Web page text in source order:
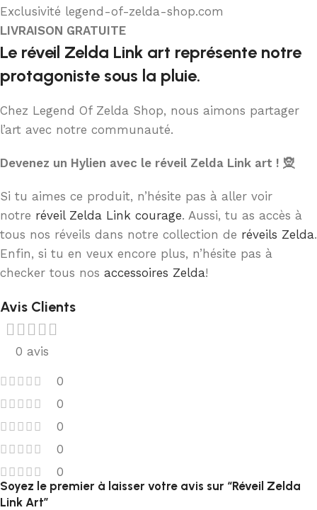
Exclusivité legend-of-zelda-shop.com
LIVRAISON GRATUITE
Le réveil Zelda Link art représente notre
protagoniste sous la pluie.
Chez Legend Of Zelda Shop, nous aimons partager
l’art avec notre communauté.
Devenez un Hylien avec le réveil Zelda Link art ! 🧝
Si tu aimes ce produit, n’hésite pas à aller voir
notre réveil Zelda Link courage. Aussi, tu as accès à
tous nos réveils dans notre collection de réveils Zelda.
Enfin, si tu en veux encore plus, n’hésite pas à
checker tous nos accessoires Zelda!
Avis Clients
0 avis
0
0
0
0
0
Soyez le premier à laisser votre avis sur “Réveil Zelda
Link Art”